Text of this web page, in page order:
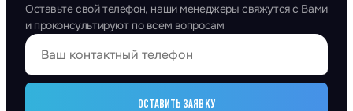
Оставьте свой телефон, наши менеджеры свяжутся с Вами
и проконсультируют по всем вопросам
ОСТАВИТЬ ЗАЯВКУ